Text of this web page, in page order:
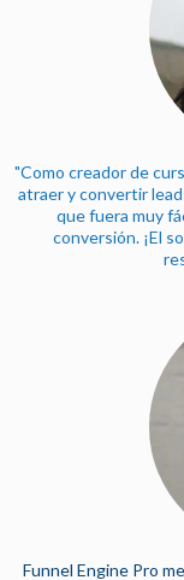
"Como creador de
atraer y convertir
que fuera muy
conversión. ¡El
Funnel Engine Pro